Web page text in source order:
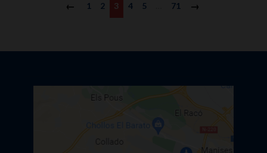
Anterior
1 2 3 4 5 71 Siguiente